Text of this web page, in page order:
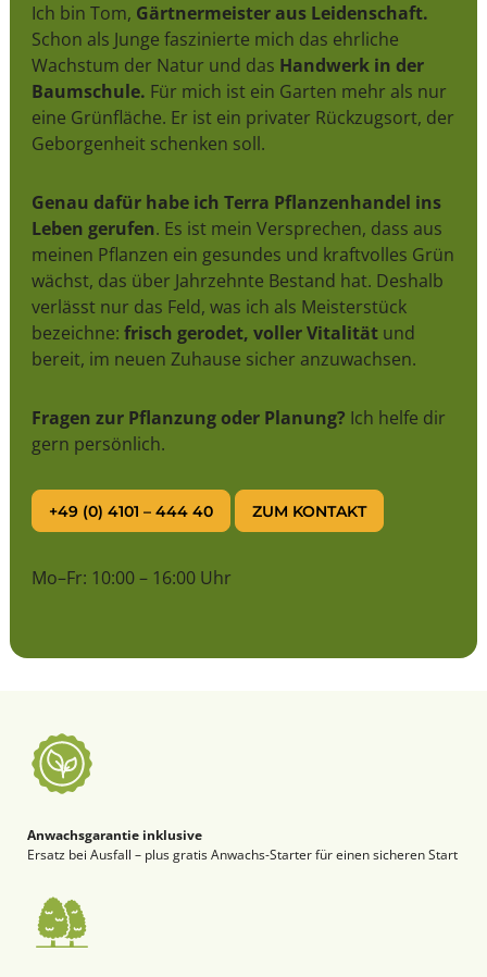
Ich bin Tom, Gärtnermeister aus Leidenschaft.
Schon als Junge faszinierte mich das ehrliche
Wachstum der Natur und das Handwerk in der
Baumschule. Für mich ist ein Garten mehr als nur
eine Grünfläche. Er ist ein privater Rückzugsort, der
Geborgenheit schenken soll.
Genau dafür habe ich Terra Pflanzenhandel ins
Leben gerufen. Es ist mein Versprechen, dass aus
meinen Pflanzen ein gesundes und kraftvolles Grün
wächst, das über Jahrzehnte Bestand hat. Deshalb
verlässt nur das Feld, was ich als Meisterstück
bezeichne: frisch gerodet, voller Vitalitätund
bereit, im neuen Zuhause sicher anzuwachsen.
Fragen zur Pflanzung oder Planung? Ich helfe dir
gern persönlich.
+49 (0) 4101 – 444 40 ZUM KONTAKT
Mo–Fr: 10:00 – 16:00 Uhr
Anwachsgarantie inklusive
Ersatz bei Ausfall – plus gratis Anwachs-Starter für einen sicheren Start